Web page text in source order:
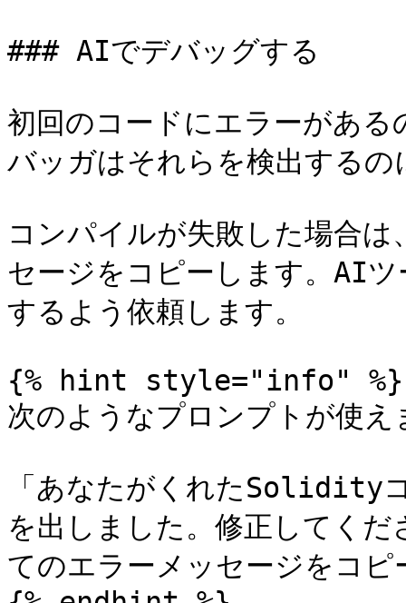
### AIでデバッグする
初回のコードにエラーがあ
バッガはそれらを検出する
コンパイルが失敗した場合
セージをコピーします。AI
するよう依頼します。
{% hint style="info" %}
次のようなプロンプトが使え
「あなたがくれたSolidity
を出しました。修正してく
てのエラーメッセージをコ